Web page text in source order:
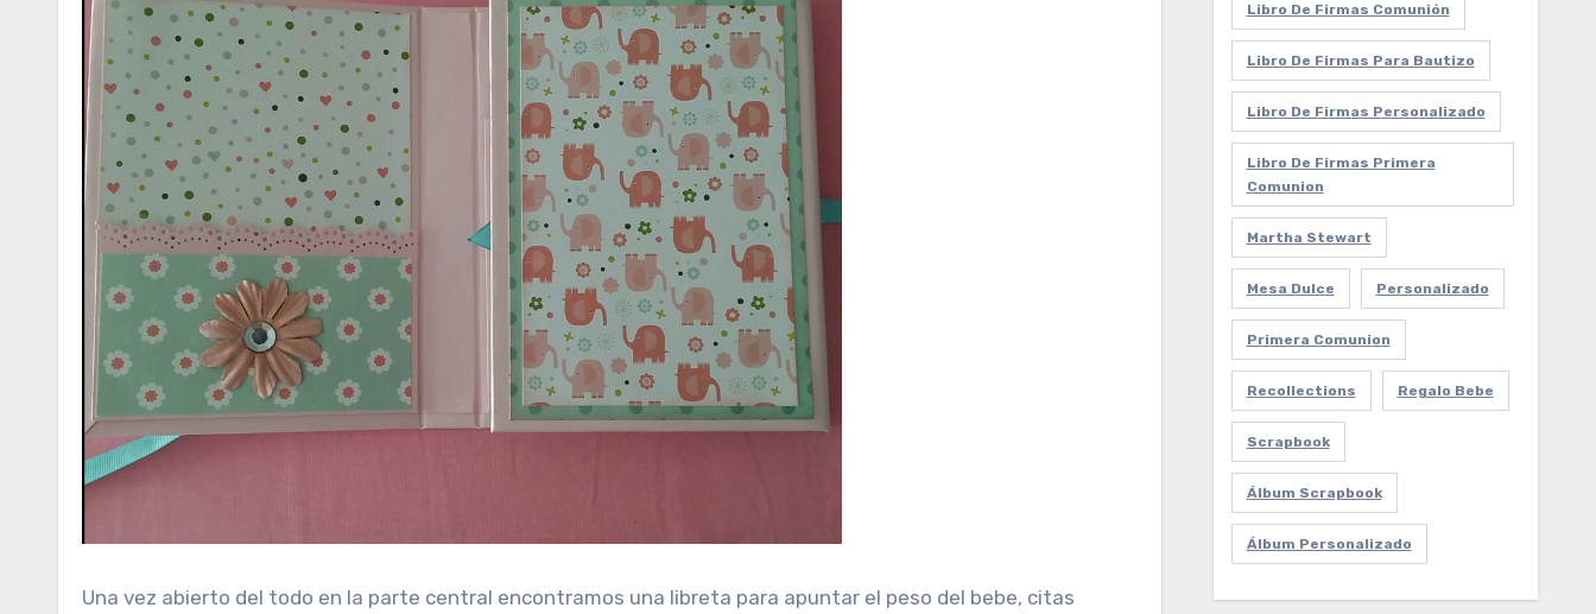
Una vez abierto del todo en la parte central encontramos una libreta para apuntar el peso del bebe, citas
Libro De Firmas Comunión
Libro De Firmas Para Bautizo
Libro De Firmas Personalizado
Libro De Firmas Primera
Comunion
Martha Stewart
Mesa Dulce Personalizado
Primera Comunion
Recollections Regalo Bebe
Scrapbook
Álbum Scrapbook
Álbum Personalizado